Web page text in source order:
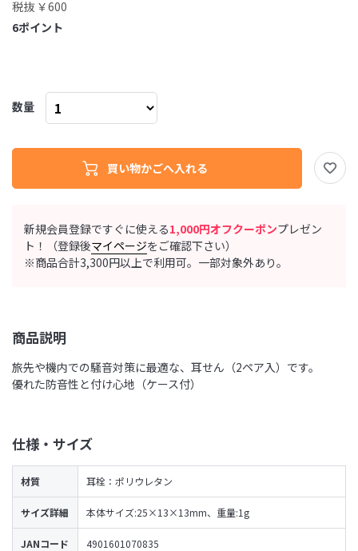
新規会員登録ですぐに使える1,000円オフクーポンプレゼン
ト！（登録後マイページをご確認下さい）
※商品合計3,300円以上で利用可。一部対象外あり。
商品説明
旅先や機内での騒音対策に最適な、耳せん（2ペア入）です。
優れた防音性と付け心地（ケース付）
仕様・サイズ
材質 耳栓：ポリウレタン
サイズ詳細 本体サイズ:25×13×13mm、重量:1g
JANコード 4901601070835
税抜 ￥600
ポイント
6
数量